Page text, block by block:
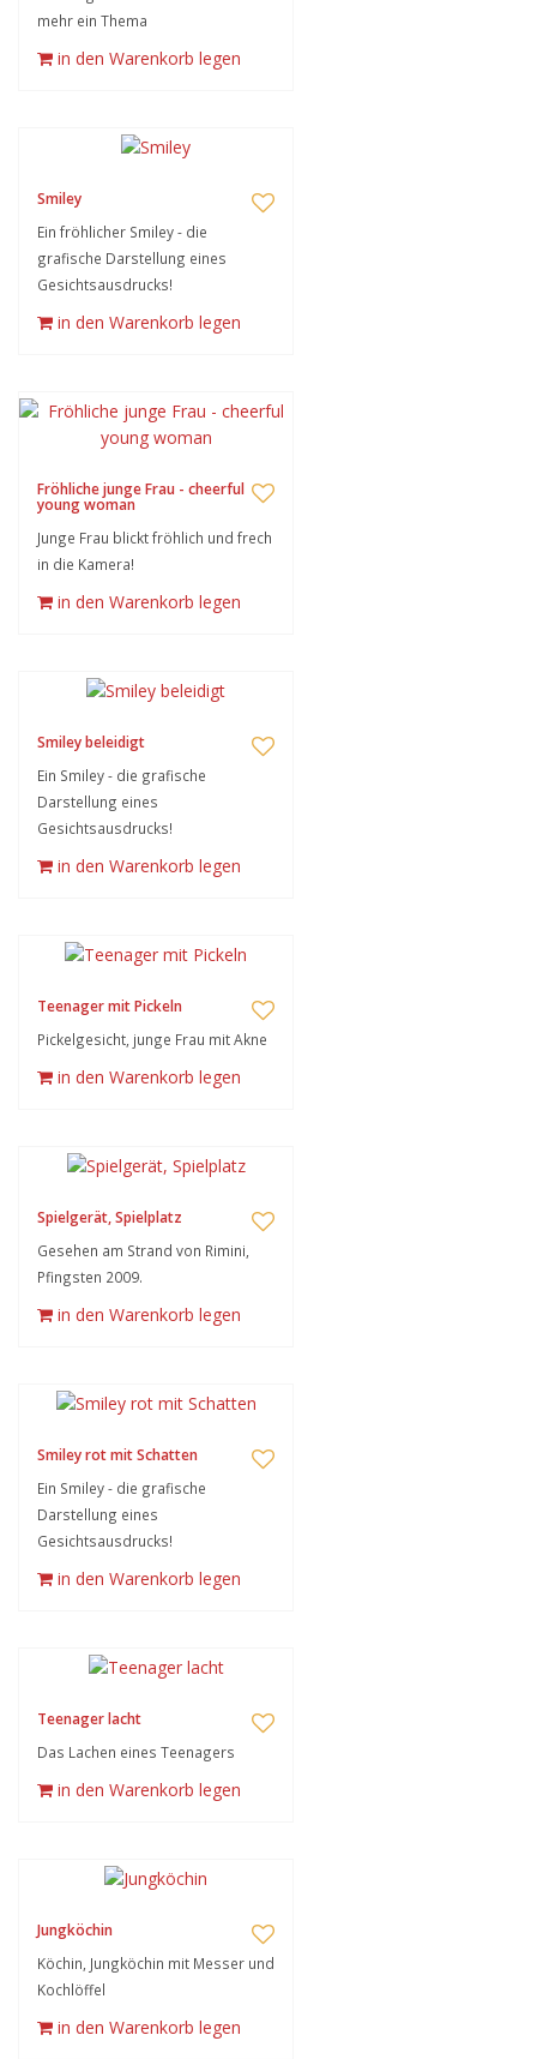
mehr ein Thema
in den Warenkorb legen
Smiley
Ein fröhlicher Smiley - die
grafische Darstellung eines
Gesichtsausdrucks!
in den Warenkorb legen
Fröhliche junge Frau - cheerful
young woman
Junge Frau blickt fröhlich und frech
in die Kamera!
in den Warenkorb legen
Smiley beleidigt
Ein Smiley - die grafische
Darstellung eines
Gesichtsausdrucks!
in den Warenkorb legen
Teenager mit Pickeln
Pickelgesicht, junge Frau mit Akne
in den Warenkorb legen
Spielgerät, Spielplatz
Gesehen am Strand von Rimini,
Pfingsten 2009.
in den Warenkorb legen
Smiley rot mit Schatten
Ein Smiley - die grafische
Darstellung eines
Gesichtsausdrucks!
in den Warenkorb legen
Teenager lacht
Das Lachen eines Teenagers
in den Warenkorb legen
Jungköchin
Köchin, Jungköchin mit Messer und
Kochlöffel
in den Warenkorb legen